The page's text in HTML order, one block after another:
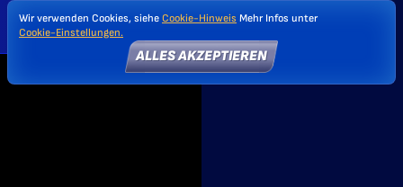
Wir verwenden Cookies, siehe Cookie-Hinweis Mehr Infos unter
Cookie-Einstellungen.
ALLES AKZEPTIEREN